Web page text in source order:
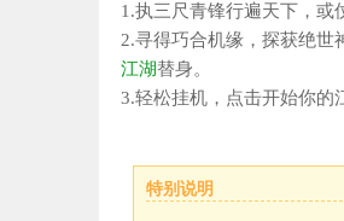
1.执三尺青锋行遍天下，或
2.寻得巧合机缘，探获绝世
江湖替身。
3.轻松挂机，点击开始你的
特别说明